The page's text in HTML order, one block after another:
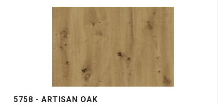
5758 - ARTISAN OAK